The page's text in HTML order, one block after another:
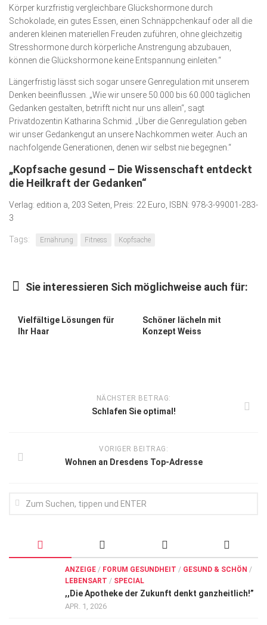
Körper kurzfristig vergleichbare Glückshormone durch
Schokolade, ein gutes Essen, einen Schnäppchenkauf oder all die
anderen kleinen materiellen Freuden zuführen, ohne gleichzeitig
Stresshormone durch körperliche Anstrengung abzubauen,
können die Glückshormone keine Entspannung einleiten.“
Längerfristig lässt sich sogar unsere Genregulation mit unserem
Denken beeinflussen. „Wie wir unsere 50.000 bis 60.000 täglichen
Gedanken gestalten, betrifft nicht nur uns allein“, sagt
Privatdozentin Katharina Schmid. „Über die Genregulation geben
wir unser Gedankengut an unsere Nachkommen weiter. Auch an
nachfolgende Generationen, denen wir selbst nie begegnen.“
„Kopfsache gesund – Die Wissenschaft entdeckt
die Heilkraft der Gedanken“
Verlag: edition a, 203 Seiten, Preis: 22 Euro, ISBN: 978-3-99001-283-
3
Tags: Ernährung Fitness Kopfsache
Sie interessieren Sich möglichweise auch für:
Vielfältige Lösungen für
Ihr Haar
Schöner lächeln mit
Konzept Weiss
NÄCHSTER BETRAG:
Schlafen Sie optimal!
VORIGER BEITRAG:
Wohnen an Dresdens Top-Adresse
ANZEIGE / FORUM GESUNDHEIT / GESUND & SCHÖN /
LEBENSART / SPECIAL
,,Die Apotheke der Zukunft denkt ganzheitlich!”
APR. 1, 2026